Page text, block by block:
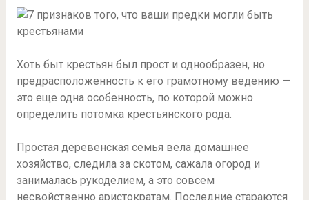
Хоть быт крестьян был прост и однообразен, но
предрасположенность к его грамотному ведению —
это еще одна особенность, по которой можно
определить потомка крестьянского рода.
Простая деревенская семья вела домашнее
хозяйство, следила за скотом, сажала огород и
занималась рукоделием, а это совсем
несвойственно аристократам. Последние стараются